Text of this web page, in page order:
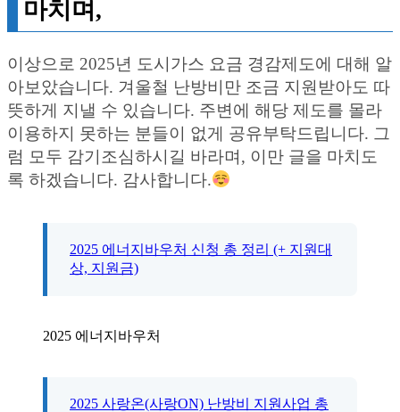
마치며,
이상으로 2025년 도시가스 요금 경감제도에 대해 알
아보았습니다. 겨울철 난방비만 조금 지원받아도 따
뜻하게 지낼 수 있습니다. 주변에 해당 제도를 몰라
이용하지 못하는 분들이 없게 공유부탁드립니다. 그
럼 모두 감기조심하시길 바라며, 이만 글을 마치도
록 하겠습니다. 감사합니다.
2025 에너지바우처 신청 총 정리 (+ 지원대
상, 지원금)
2025 에너지바우처
2025 사랑온(사랑ON) 난방비 지원사업 총